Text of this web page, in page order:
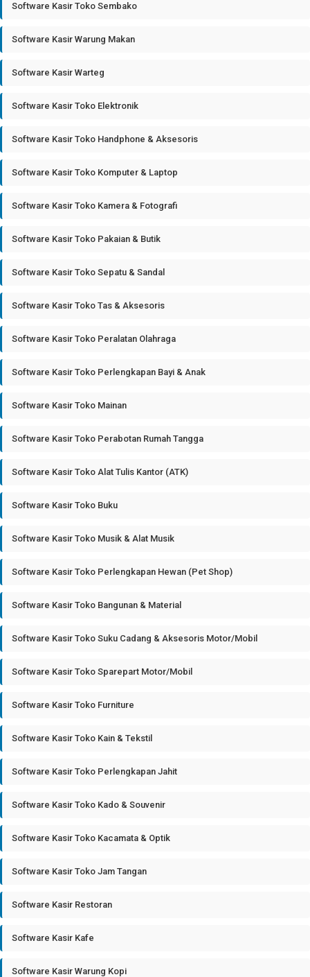
Software Kasir Toko Sembako
Software Kasir Warung Makan
Software Kasir Warteg
Software Kasir Toko Elektronik
Software Kasir Toko Handphone & Aksesoris
Software Kasir Toko Komputer & Laptop
Software Kasir Toko Kamera & Fotografi
Software Kasir Toko Pakaian & Butik
Software Kasir Toko Sepatu & Sandal
Software Kasir Toko Tas & Aksesoris
Software Kasir Toko Peralatan Olahraga
Software Kasir Toko Perlengkapan Bayi & Anak
Software Kasir Toko Mainan
Software Kasir Toko Perabotan Rumah Tangga
Software Kasir Toko Alat Tulis Kantor (ATK)
Software Kasir Toko Buku
Software Kasir Toko Musik & Alat Musik
Software Kasir Toko Perlengkapan Hewan (Pet Shop)
Software Kasir Toko Bangunan & Material
Software Kasir Toko Suku Cadang & Aksesoris Motor/Mobil
Software Kasir Toko Sparepart Motor/Mobil
Software Kasir Toko Furniture
Software Kasir Toko Kain & Tekstil
Software Kasir Toko Perlengkapan Jahit
Software Kasir Toko Kado & Souvenir
Software Kasir Toko Kacamata & Optik
Software Kasir Toko Jam Tangan
Software Kasir Restoran
Software Kasir Kafe
Software Kasir Warung Kopi